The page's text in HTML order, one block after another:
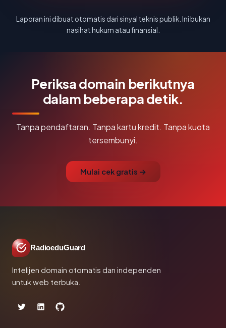
Laporan ini dibuat otomatis dari sinyal teknis publik. Ini bukan
nasihat hukum atau finansial.
Periksa domain berikutnya
dalam beberapa detik.
Tanpa pendaftaran. Tanpa kartu kredit. Tanpa kuota
tersembunyi.
Mulai cek gratis →
RadioeduGuard
Intelijen domain otomatis dan independen
untuk web terbuka.